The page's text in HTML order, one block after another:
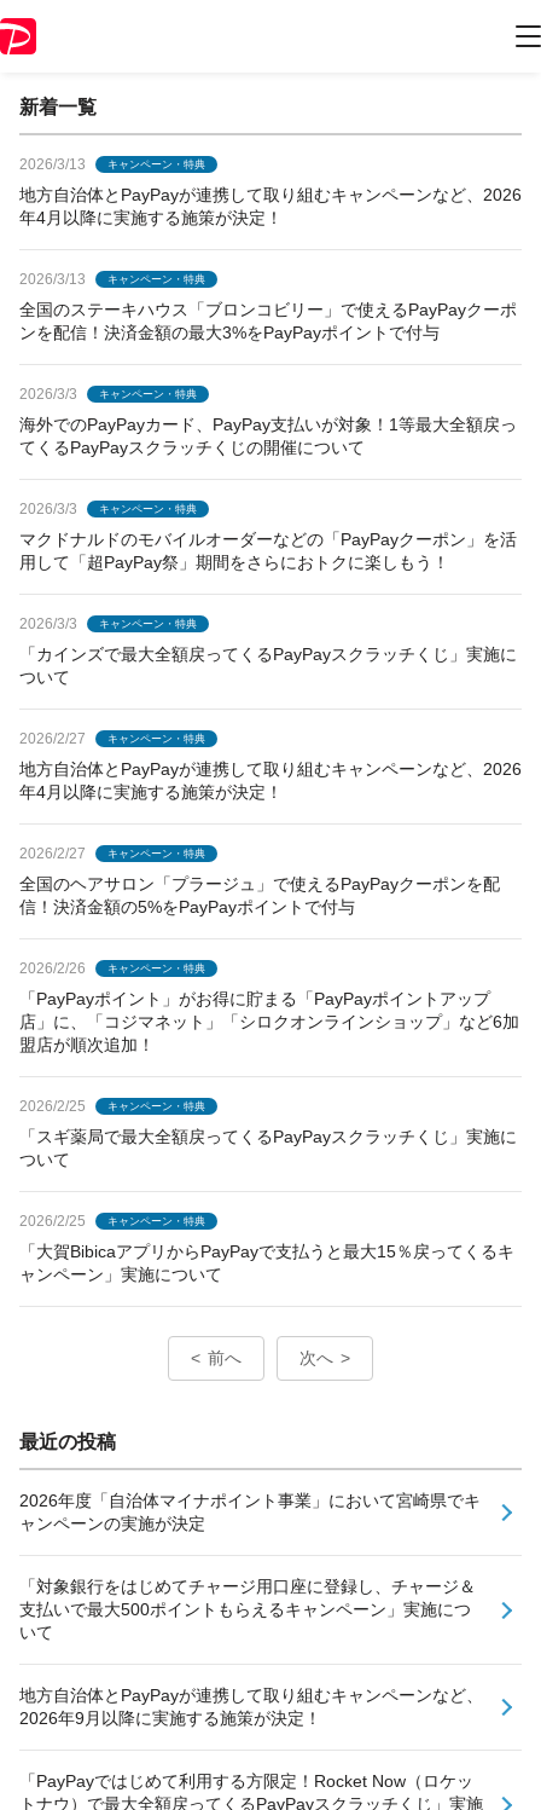
新着一覧
2026/3/13 キャンペーン・特典
地方自治体とPayPayが連携して取り組むキャンペーンなど、2026
年4月以降に実施する施策が決定！
2026/3/13 キャンペーン・特典
全国のステーキハウス「ブロンコビリー」で使えるPayPayクーポ
ンを配信！決済金額の最大3%をPayPayポイントで付与
2026/3/3 キャンペーン・特典
海外でのPayPayカード、PayPay支払いが対象！1等最大全額戻っ
てくるPayPayスクラッチくじの開催について
2026/3/3 キャンペーン・特典
マクドナルドのモバイルオーダーなどの「PayPayクーポン」を活
用して「超PayPay祭」期間をさらにおトクに楽しもう！
2026/3/3 キャンペーン・特典
「カインズで最大全額戻ってくるPayPayスクラッチくじ」実施に
ついて
2026/2/27 キャンペーン・特典
地方自治体とPayPayが連携して取り組むキャンペーンなど、2026
年4月以降に実施する施策が決定！
2026/2/27 キャンペーン・特典
全国のヘアサロン「プラージュ」で使えるPayPayクーポンを配
信！決済金額の5%をPayPayポイントで付与
2026/2/26 キャンペーン・特典
「PayPayポイント」がお得に貯まる「PayPayポイントアップ
店」に、「コジマネット」「シロクオンラインショップ」など6加
盟店が順次追加！
2026/2/25 キャンペーン・特典
「スギ薬局で最大全額戻ってくるPayPayスクラッチくじ」実施に
ついて
2026/2/25 キャンペーン・特典
「大賀BibicaアプリからPayPayで支払うと最大15％戻ってくるキ
ャンペーン」実施について
前へ 次へ
最近の投稿
2026年度「自治体マイナポイント事業」において宮崎県でキ
ャンペーンの実施が決定
「対象銀行をはじめてチャージ用口座に登録し、チャージ＆
支払いで最大500ポイントもらえるキャンペーン」実施につ
いて
地方自治体とPayPayが連携して取り組むキャンペーンなど、
2026年9月以降に実施する施策が決定！
「PayPayではじめて利用する方限定！Rocket Now（ロケッ
トナウ）で最大全額戻ってくるPayPayスクラッチくじ」実施